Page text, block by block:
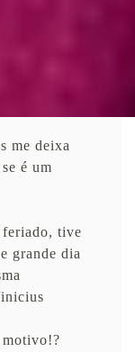
me deixa
é um
feriado, tive
grande dia
motivo!?